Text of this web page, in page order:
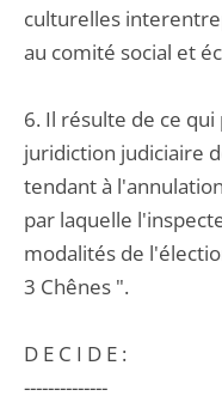
culturelles
au comité social et
6. Il résulte de ce
juridiction judiciaire
tendant à
par laquelle
modalités de
3 Chênes ".
D E C I D E :
--------------